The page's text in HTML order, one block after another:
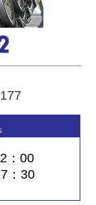
：00
：30